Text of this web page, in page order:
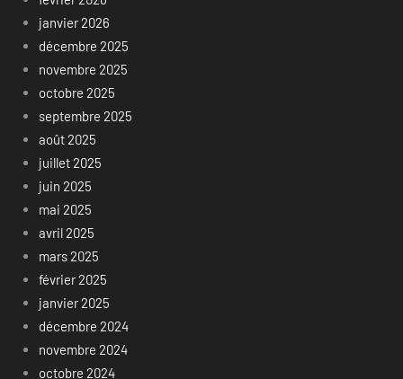
janvier 2026
décembre 2025
novembre 2025
octobre 2025
septembre 2025
août 2025
juillet 2025
juin 2025
mai 2025
avril 2025
mars 2025
février 2025
janvier 2025
décembre 2024
novembre 2024
octobre 2024